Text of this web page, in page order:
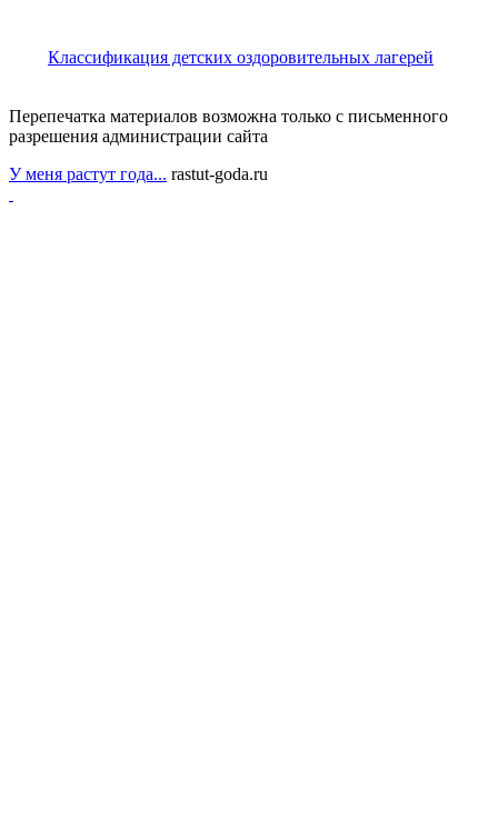
Классификация детских оздоровительных лагерей
Перепечатка материалов возможна только с письменного
разрешения администрации сайта
У меня растут года... rastut-goda.ru